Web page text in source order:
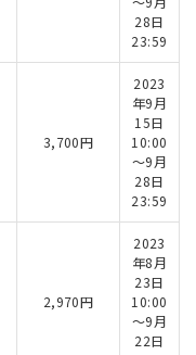
28日
23:59
3,700円
2023
年9月
15日
10:00
～9月
28日
23:59
2,970円
2023
年8月
23日
10:00
～9月
22日